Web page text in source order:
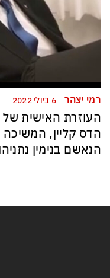
רמי יצהר
העוזרת האישית של
הדס קליין,
הנאשם בנימין